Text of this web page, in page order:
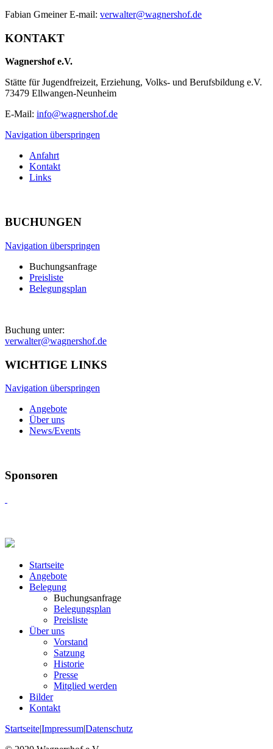
Fabian Gmeiner E-mail: verwalter@wagnershof.de
KONTAKT
Wagnershof e.V.
Stätte für Jugendfreizeit, Erziehung, Volks- und Berufsbildung e.V.
73479 Ellwangen-Neunheim
E-Mail: info@wagnershof.de
Navigation überspringen
Anfahrt
Kontakt
Links
BUCHUNGEN
Navigation überspringen
Buchungsanfrage
Preisliste
Belegungsplan
Buchung unter:
verwalter@wagnershof.de
WICHTIGE LINKS
Navigation überspringen
Angebote
Über uns
News/Events
Sponsoren
Startseite
Angebote
Belegung
Buchungsanfrage
Belegungsplan
Preisliste
Über uns
Vorstand
Satzung
Historie
Presse
Mitglied werden
Bilder
Kontakt
Startseite|Impressum|Datenschutz